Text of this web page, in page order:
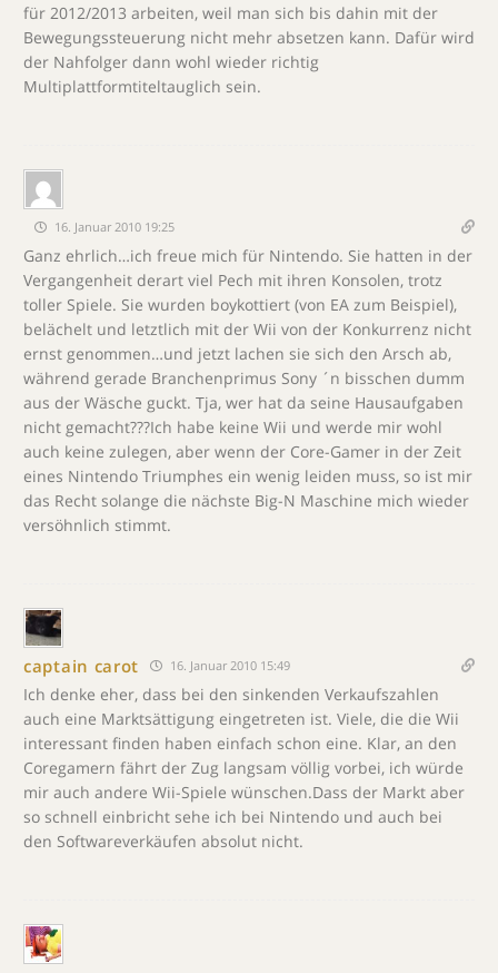
für 2012/2013 arbeiten, weil man sich bis dahin mit der
Bewegungssteuerung nicht mehr absetzen kann. Dafür wird
der Nahfolger dann wohl wieder richtig
Multiplattformtiteltauglich sein.
16. Januar 2010 19:25
Ganz ehrlich…ich freue mich für Nintendo. Sie hatten in der
Vergangenheit derart viel Pech mit ihren Konsolen, trotz
toller Spiele. Sie wurden boykottiert (von EA zum Beispiel),
belächelt und letztlich mit der Wii von der Konkurrenz nicht
ernst genommen…und jetzt lachen sie sich den Arsch ab,
während gerade Branchenprimus Sony ´n bisschen dumm
aus der Wäsche guckt. Tja, wer hat da seine Hausaufgaben
nicht gemacht???Ich habe keine Wii und werde mir wohl
auch keine zulegen, aber wenn der Core-Gamer in der Zeit
eines Nintendo Triumphes ein wenig leiden muss, so ist mir
das Recht solange die nächste Big-N Maschine mich wieder
versöhnlich stimmt.
captain carot 16. Januar 2010 15:49
Ich denke eher, dass bei den sinkenden Verkaufszahlen
auch eine Marktsättigung eingetreten ist. Viele, die die Wii
interessant finden haben einfach schon eine. Klar, an den
Coregamern fährt der Zug langsam völlig vorbei, ich würde
mir auch andere Wii-Spiele wünschen.Dass der Markt aber
so schnell einbricht sehe ich bei Nintendo und auch bei
den Softwareverkäufen absolut nicht.